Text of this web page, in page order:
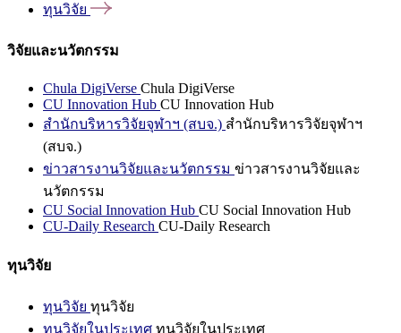
ทุนวิจัย
วิจัยและนวัตกรรม
Chula DigiVerse Chula DigiVerse
CU Innovation Hub CU Innovation Hub
สำนักบริหารวิจัยจุฬาฯ (สบจ.) สำนักบริหารวิจัยจุฬาฯ
(สบจ.)
ข่าวสารงานวิจัยและนวัตกรรม ข่าวสารงานวิจัยและ
นวัตกรรม
CU Social Innovation Hub CU Social Innovation Hub
CU-Daily Research CU-Daily Research
ทุนวิจัย
ทุนวิจัย ทุนวิจัย
ทุนวิจัยในประเทศ ทุนวิจัยในประเทศ